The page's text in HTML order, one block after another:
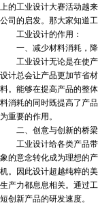
上的工业设计大赛活动越
公司的启发。那大家知道
工业设计的作用：
一、减少材料消耗，降
工业设计无论是在使产
设计总会让产品更加节省
料。能够在提高产品的整
料消耗的同时既提高了产
为重要的作用。
二、创意与创新的桥梁
工业设计给各类产品带
象的意念转化成为理想的
机。因此设计超越纯粹的
生产力都息息相关。通过
短创新产品的研发速度。